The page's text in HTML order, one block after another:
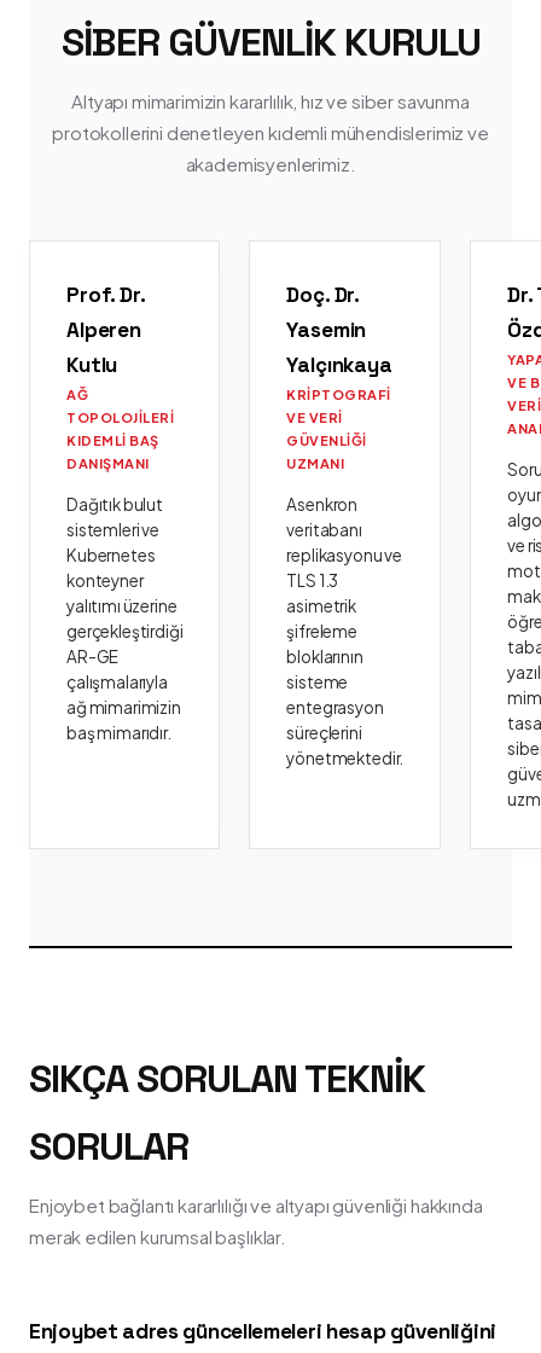
SIBER GÜVENLIK KURULU
Altyapı mimarimizin kararlılık, hız ve siber savunma
protokollerini denetleyen kıdemli mühendislerimiz ve
akademisyenlerimiz.
Prof. Dr.
Alperen
Kutlu
AĞ
TOPOLOJILERI
KIDEMLI BAŞ
DANIŞMANI
Dağıtık bulut
sistemleri ve
Kubernetes
konteyner
yalıtımı üzerine
gerçekleştirdiği
AR-GE
çalışmalarıyla
ağ mimarimizin
baş mimarıdır.
Doç. Dr.
Yasemin
Yalçınkaya
KRIPTOGRAFI
VE VERI
GÜVENLIĞI
UZMANI
Asenkron
veritabanı
replikasyonu ve
TLS 1.3
asimetrik
şifreleme
bloklarının
sisteme
entegrasyon
süreçlerini
yönetmektedir.
Dr.
VE
VERI
ve
SIKÇA SORULAN TEKNIK
SORULAR
Enjoybet bağlantı kararlılığı ve altyapı güvenliği hakkında
merak edilen kurumsal başlıklar.
Enjoybet adres güncellemeleri hesap güvenliğini